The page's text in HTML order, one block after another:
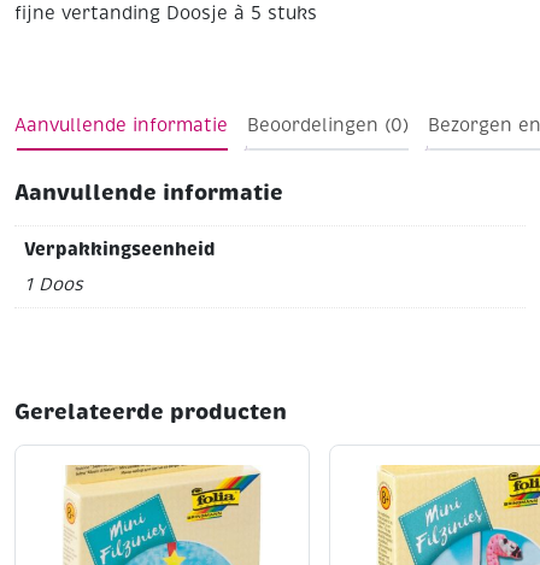
fijne vertanding Doosje à 5 stuks
Aanvullende informatie Beoordelingen (0) Bezorgen
Aanvullende informatie
Verpakkingseenheid
1 Doos
Gerelateerde producten